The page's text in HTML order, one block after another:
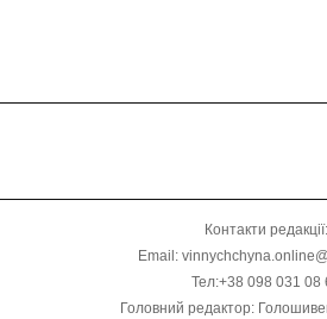
Контакти редакції:
Email:
Тел:+38 098 031 08
Головний редактор: